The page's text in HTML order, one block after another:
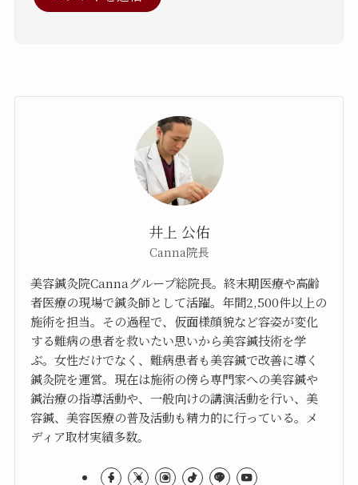
井上 公佑
Canna院長
美容鍼灸院Cannaグループ総院長。終末期医療や高齢
者医療の現場で鍼灸師として活躍。年間2,500件以上の
施術を担当。その過程で、仮面様顔貌など容姿が変化
する難病の患者を救いたい思いから美容鍼技術を学
ぶ。女性だけでなく、難病患者も美容鍼で改善に導く
鍼灸院を運営。現在は施術の傍ら専門家への美容鍼や
鍼治療の指導活動や、一般向けの講演活動を行い、美
容鍼、美容医療の普及活動も精力的に行っている。メ
ディア取材実績多数。